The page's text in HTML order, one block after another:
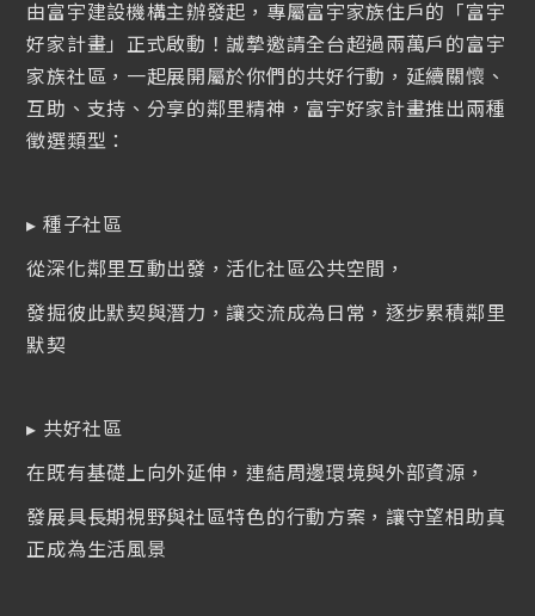
富宇隨堂「休憩一夏」攝影徵件
【畫說美好】大型壁畫共創體驗活動
報名中
由富宇建設機構主辦發起，專屬富宇家族住戶的「富宇
好家計畫」正式啟動！誠摯邀請全台超過兩萬戶的富宇
家族社區，一起展開屬於你們的共好行動，延續關懷、
互助、支持、分享的鄰里精神，富宇好家計畫推出兩種
徵選類型：
▸ 種子社區
從深化鄰里互動出發，活化社區公共空間，
發掘彼此默契與潛力，讓交流成為日常，逐步累積鄰里
默契
▸ 共好社區
在既有基礎上向外延伸，連結周邊環境與外部資源，
發展具長期視野與社區特色的行動方案，讓守望相助真
正成為生活風景